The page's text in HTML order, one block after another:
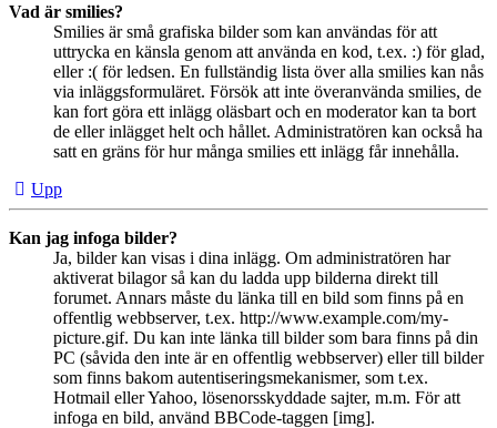
Vad är smilies?
Smilies är små grafiska bilder som kan användas för att
uttrycka en känsla genom att använda en kod, t.ex. :) för glad,
eller :( för ledsen. En fullständig lista över alla smilies kan nås
via inläggsformuläret. Försök att inte överanvända smilies, de
kan fort göra ett inlägg oläsbart och en moderator kan ta bort
de eller inlägget helt och hållet. Administratören kan också ha
satt en gräns för hur många smilies ett inlägg får innehålla.
Upp
Kan jag infoga bilder?
Ja, bilder kan visas i dina inlägg. Om administratören har
aktiverat bilagor så kan du ladda upp bilderna direkt till
forumet. Annars måste du länka till en bild som finns på en
offentlig webbserver, t.ex. http://www.example.com/my-
picture.gif. Du kan inte länka till bilder som bara finns på din
PC (såvida den inte är en offentlig webbserver) eller till bilder
som finns bakom autentiseringsmekanismer, som t.ex.
Hotmail eller Yahoo, lösenorsskyddade sajter, m.m. För att
infoga en bild, använd BBCode-taggen [img].